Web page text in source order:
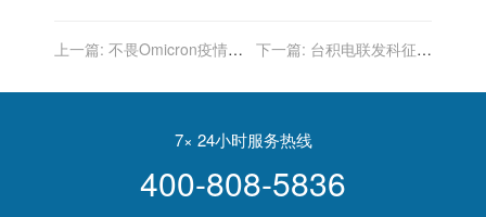
上一篇: 不畏Omicron疫情
下一篇: 台积电联发科征才
2000 人
7× 24小时服务热线
400-808-5836